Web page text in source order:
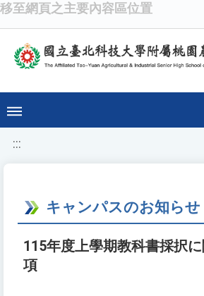
移至網頁之主要內容區位置
:::
キャンパスのお知らせ
115年度上學期教科書採択
項